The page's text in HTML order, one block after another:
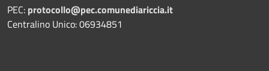
PEC: protocollo@pec.comunediariccia.it
Centralino Unico: 06934851